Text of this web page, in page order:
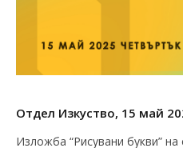
Отдел Изкуство, 15 май
Изложба “Рисувани букви”